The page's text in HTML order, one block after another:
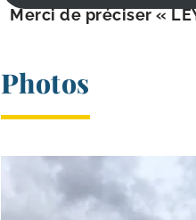
Merci de pré­ci­ser «
Photos